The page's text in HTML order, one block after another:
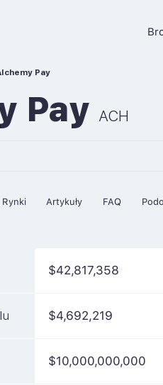
Pay
Pay ACH
Rynki Artykuły FAQ
$42,817,358
$4,692,219
$10,000,000,000